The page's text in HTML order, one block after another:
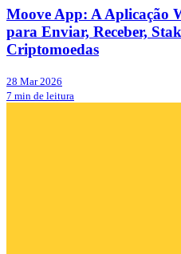
Moove App: A Aplicação
para Enviar, Receber,
Criptomoedas
28 Mar 2026
7 min de leitura